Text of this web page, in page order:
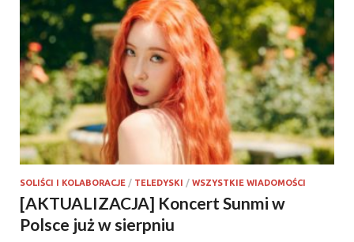
SOLIŚCI I KOLABORACJE / TELEDYSKI / WSZYSTKIE WIADOMOŚCI
[AKTUALIZACJA] Koncert Sunmi w
Polsce już w sierpniu